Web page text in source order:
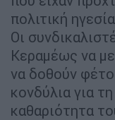
πολιτική
Οι
Κεραμέως να
να δοθούν
κονδύλια για
καθαριότητα